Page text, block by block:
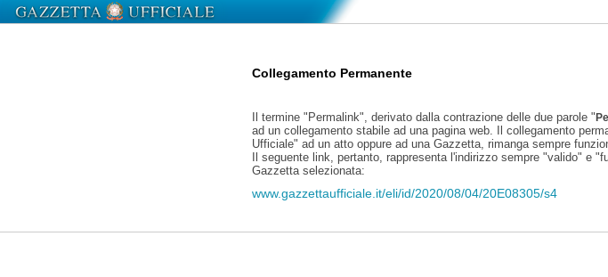
Collegamento Permanente
Il termine "Permalink", derivato dalla contrazione delle due parole "
ad un collegamento stabile ad una pagina web. Il collegamento
Ufficiale" ad un atto oppure ad una Gazzetta, rimanga sempre
Il seguente link, pertanto, rappresenta l'indirizzo sempre "valido" e
Gazzetta selezionata:
www.gazzettaufficiale.it/eli/id/2020/08/04/20E08305/s4